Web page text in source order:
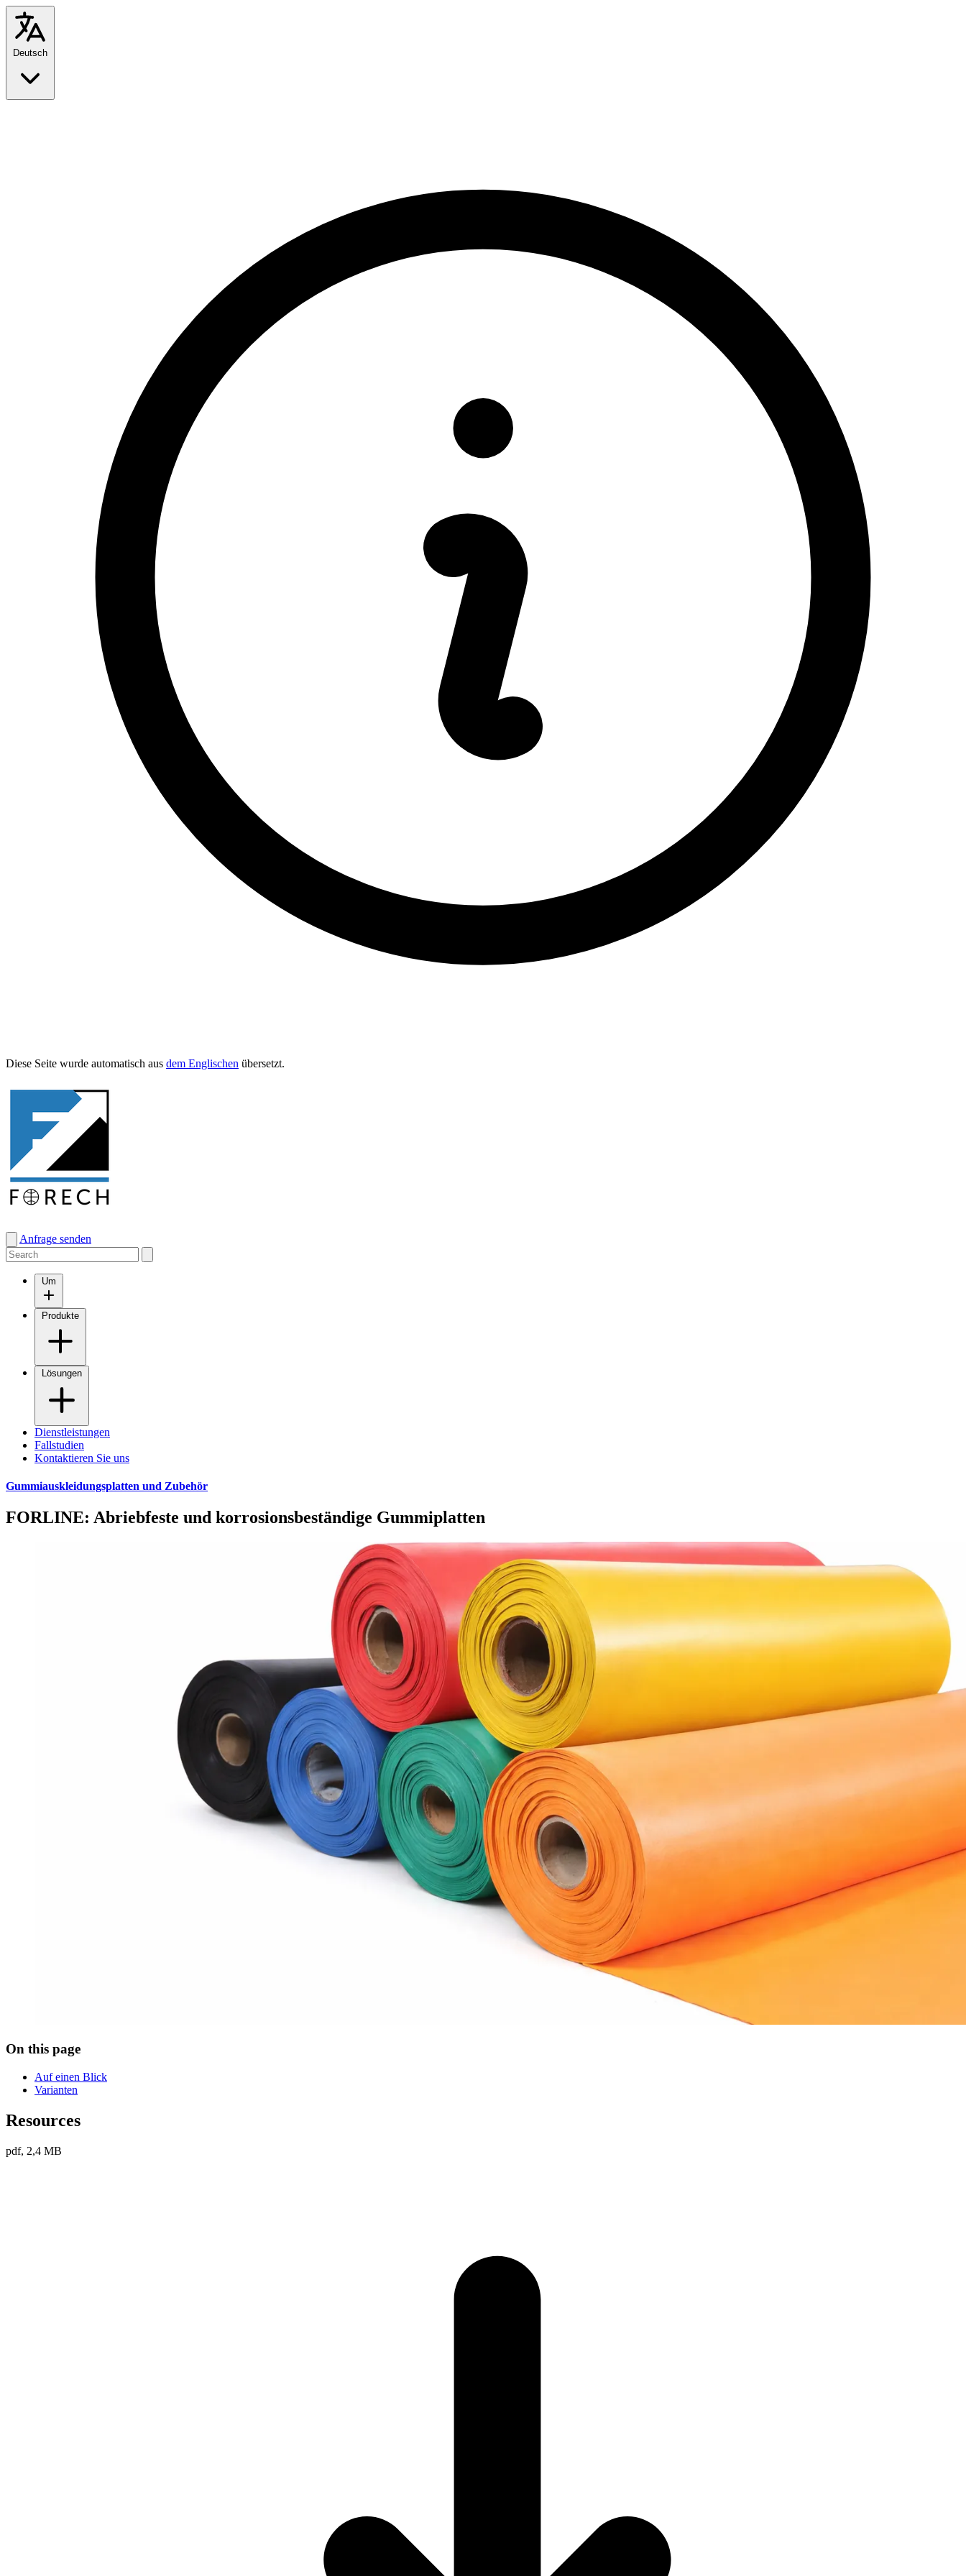
Diese Seite wurde automa­tisch aus dem Englis­chen übersetzt.
Anfrage senden
Dienstleistungen
Fallstudien
Kontaktieren Sie uns
Gummiauskleidungsplatten und Zubehör
FORLINE: Abriebfeste und korrosionsbeständige Gummiplatten
On this page
Auf einen Blick
Varianten
Resources
pdf, 2,4 MB